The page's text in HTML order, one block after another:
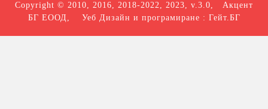
Copyright © 2010, 2016, 2018-2022, 2023, v.3.0, Акцент
БГ ЕООД , Уеб Дизайн и програмиране : Гейт.БГ